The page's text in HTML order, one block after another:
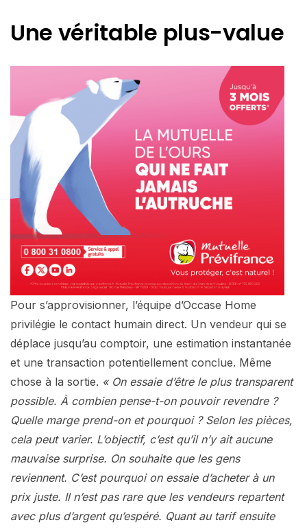
Une véritable plus-value
Pour s’approvisionner, l’équipe d’Occase Home
privilégie le contact humain direct. Un vendeur qui se
déplace jusqu’au comptoir, une estimation instantanée
et une transaction potentiellement conclue. Même
chose à la sortie. « On essaie d’être le plus transparent
possible. À combien pense-t-on pouvoir revendre ?
Quelle marge prend-on et pourquoi ? Selon les pièces,
cela peut varier. L’objectif, c’est qu’il n’y ait aucune
mauvaise surprise. On souhaite que les gens
reviennent. C’est pourquoi on essaie d’acheter à un
prix juste. Il n’est pas rare que les vendeurs repartent
avec plus d’argent qu’espéré. Quant au tarif ensuite